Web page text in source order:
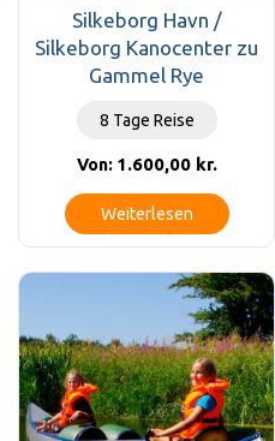
Silkeborg Havn /
Silkeborg Kanocenter zu
Gammel Rye
8 Tage Reise
Von: 1.600,00 kr.
Weiterlesen